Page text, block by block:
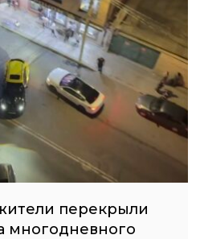
перекрыли
многодневного